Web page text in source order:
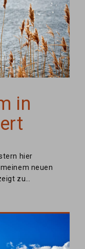
in
hier
neuen
zu…